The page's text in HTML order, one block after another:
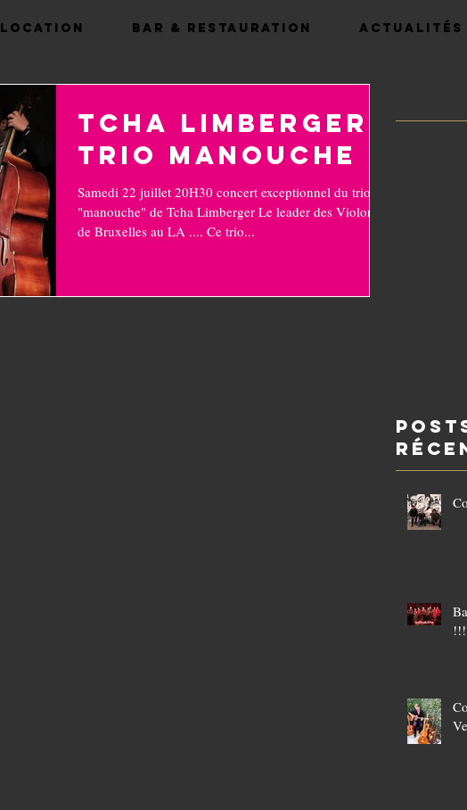
Location Bar & Restauration Actualités
Tcha Limberger
trio Manouche
Samedi 22 juillet 20H30 concert exceptionnel du trio
"manouche" de Tcha Limberger Le leader des Violons
de Bruxelles au LA .... Ce trio...